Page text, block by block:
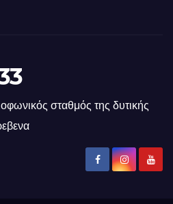
σταθμός της δυτικής